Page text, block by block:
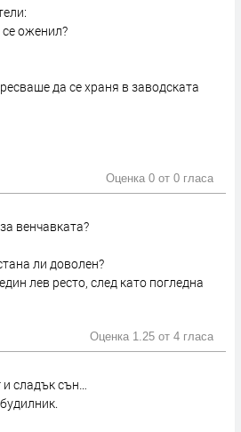
оженил?
да се храня в заводската
Оценка 0 от 0 гласа
венчавката?
ли доволен?
лев ресто, след като погледна
Оценка 1.25 от 4 гласа
сладък сън…